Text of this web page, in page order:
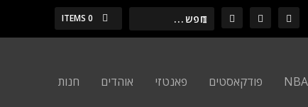
0 ITEMS
פודקאסטים פאנטזי אוהדים חנות